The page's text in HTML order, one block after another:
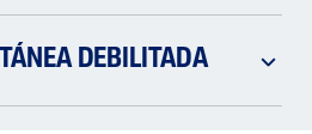
DEBILITADA